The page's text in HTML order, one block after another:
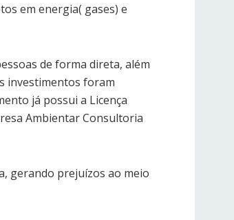
em energia( gases) e
de forma direta, além
investimentos foram
já possui a Licença
Ambientar Consultoria
gerando prejuízos ao meio